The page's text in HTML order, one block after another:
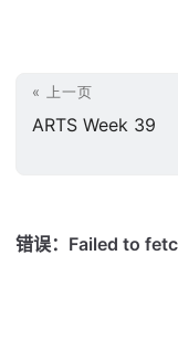
« 上一页
ARTS Week 39